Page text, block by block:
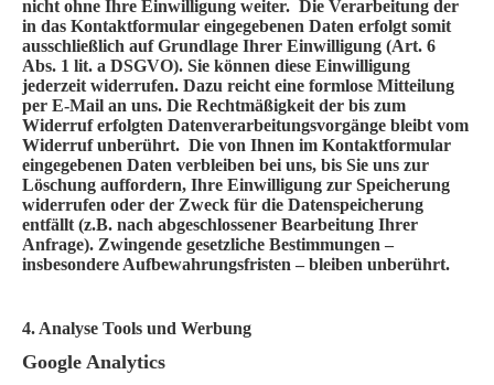
nicht ohne Ihre Einwilligung weiter. Die Verarbeitung der
in das Kontaktformular eingegebenen Daten erfolgt somit
ausschließlich auf Grundlage Ihrer Einwilligung (Art. 6
Abs. 1 lit. a DSGVO). Sie können diese Einwilligung
jederzeit widerrufen. Dazu reicht eine formlose Mitteilung
per E-Mail an uns. Die Rechtmäßigkeit der bis zum
Widerruf erfolgten Datenverarbeitungsvorgänge bleibt vom
Widerruf unberührt. Die von Ihnen im Kontaktformular
eingegebenen Daten verbleiben bei uns, bis Sie uns zur
Löschung auffordern, Ihre Einwilligung zur Speicherung
widerrufen oder der Zweck für die Datenspeicherung
entfällt (z.B. nach abgeschlossener Bearbeitung Ihrer
Anfrage). Zwingende gesetzliche Bestimmungen –
insbesondere Aufbewahrungsfristen – bleiben unberührt.
4. Analyse Tools und Werbung
Google Analytics